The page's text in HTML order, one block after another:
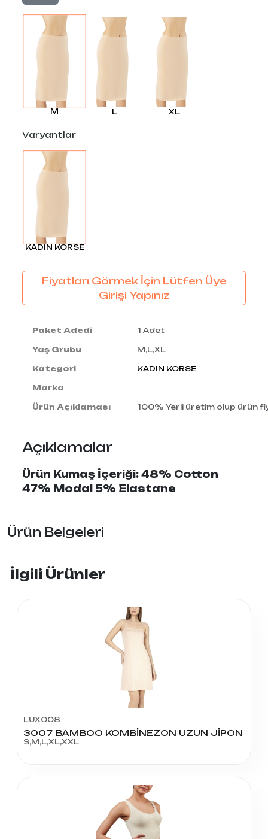
M L XL
Varyantlar
KADIN KORSE
Fiyatları Görmek İçin Lütfen Üye
Girişi Yapınız
Paket Adedi 1 Adet
Yaş Grubu M,L,XL
Kategori KADIN KORSE
Marka
Ürün Açıklaması 100% Yerli üretim olup ürün
Açıklamalar
Ürün Kumaş İçeriği: 48% Cotton
47% Modal 5% Elastane
Ürün Belgeleri
İlgili Ürünler
LUX008
3007 BAMBOO KOMBİNEZON UZUN JİPON
S,M,L,XL,XXL